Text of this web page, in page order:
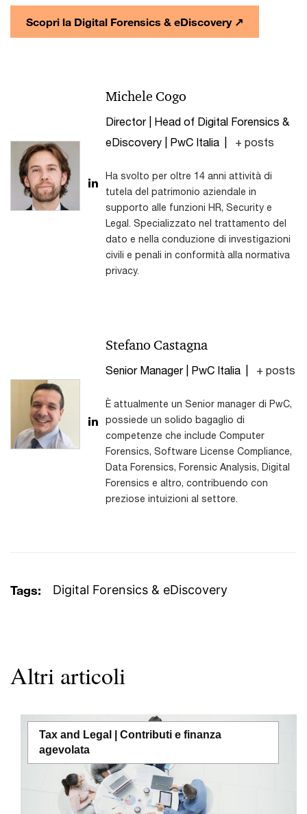
Scopri la Digital Forensics & eDiscovery↗
Michele Cogo
Director | Head of Digital Forensics &
eDiscovery | PwC Italia
+ posts
Ha svolto per oltre 14 anni attività di
tutela del patrimonio aziendale in
supporto alle funzioni HR, Security e
Legal. Specializzato nel trattamento del
dato e nella conduzione di investigazioni
civili e penali in conformità alla normativa
privacy.
Stefano Castagna
Senior Manager | PwC Italia + posts
È attualmente un Senior manager di PwC,
possiede un solido bagaglio di
competenze che include Computer
Forensics, Software License Compliance,
Data Forensics, Forensic Analysis, Digital
Forensics e altro, contribuendo con
preziose intuizioni al settore.
Tags: Digital Forensics & eDiscovery
Altri articoli
Tax and Legal | Contributi e finanza
agevolata